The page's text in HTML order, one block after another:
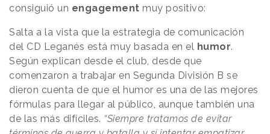
consiguió un engagement muy positivo:
Salta a la vista que la estrategia de comunicación
del CD Leganés está muy basada en el humor.
Según explican desde el club, desde que
comenzaron a trabajar en Segunda División B se
dieron cuenta de que el humor es una de las mejores
fórmulas para llegar al público, aunque también una
de las más difíciles. “Siempre tratamos de evitar